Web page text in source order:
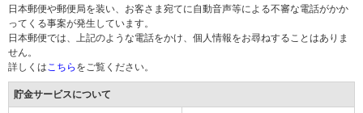
日本郵便や郵便局を装い、お客さま宛てに自動音声等による不審な電話がかか
ってくる事案が発生しています。
日本郵便では、上記のような電話をかけ、個人情報をお尋ねすることはありま
せん。
詳しくは こちらをご覧ください。
貯金サービスについて